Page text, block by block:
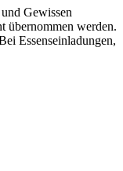
Gewissen
übernommen werden.
Essenseinladungen,